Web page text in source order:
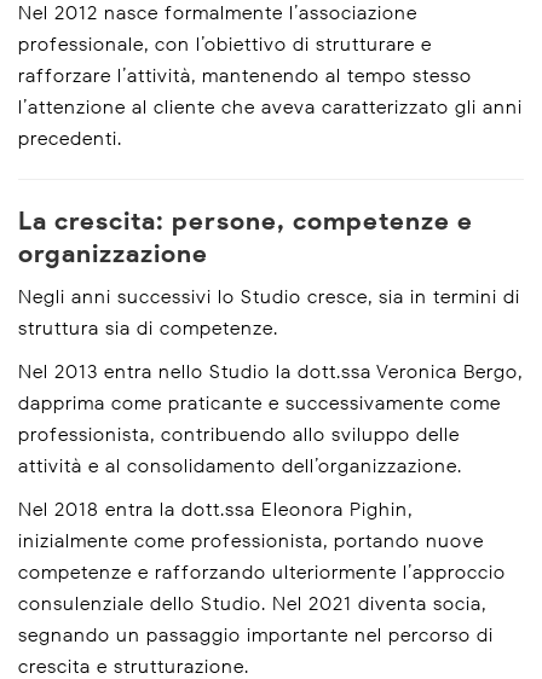
Nel 2012 nasce formalmente l’associazione
professionale, con l’obiettivo di strutturare e
rafforzare l’attività, mantenendo al tempo stesso
l’attenzione al cliente che aveva caratterizzato gli anni
precedenti.
La crescita: persone, competenze e
organizzazione
Negli anni successivi lo Studio cresce, sia in termini di
struttura sia di competenze.
Nel 2013 entra nello Studio la dott.ssa Veronica Bergo,
dapprima come praticante e successivamente come
professionista, contribuendo allo sviluppo delle
attività e al consolidamento dell’organizzazione.
Nel 2018 entra la dott.ssa Eleonora Pighin,
inizialmente come professionista, portando nuove
competenze e rafforzando ulteriormente l’approccio
consulenziale dello Studio. Nel 2021 diventa socia,
segnando un passaggio importante nel percorso di
crescita e strutturazione.